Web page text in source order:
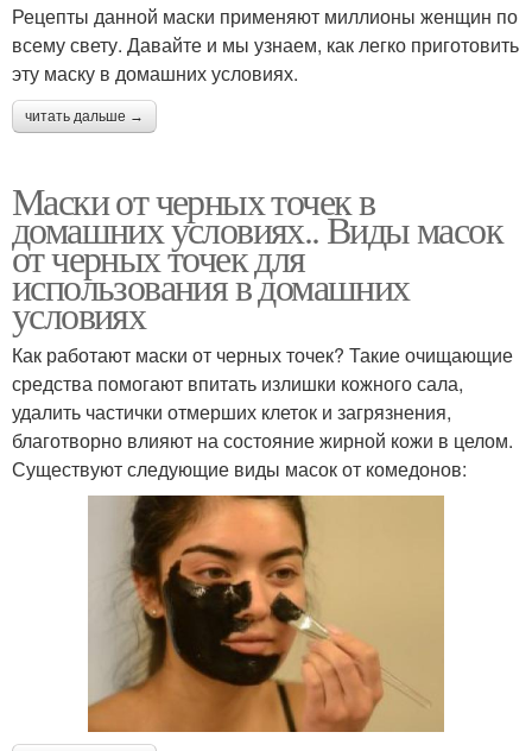
Рецепты данной маски применяют миллионы женщин по
всему свету. Давайте и мы узнаем, как легко приготовить
эту маску в домашних условиях.
читать дальше →
Маски от черных точек в
домашних условиях.. Виды масок
от черных точек для
использования в домашних
условиях
Как работают маски от черных точек? Такие очищающие
средства помогают впитать излишки кожного сала,
удалить частички отмерших клеток и загрязнения,
благотворно влияют на состояние жирной кожи в целом.
Существуют следующие виды масок от комедонов: